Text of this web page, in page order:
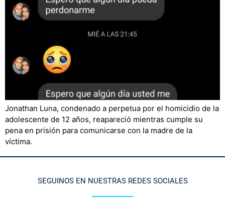
Jonathan Luna, condenado a perpetua por el homicidio de la
adolescente de 12 años, reapareció mientras cumple su
pena en prisión para comunicarse con la madre de la
víctima.
SEGUINOS EN NUESTRAS REDES SOCIALES